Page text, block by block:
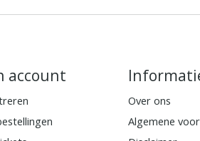
account
Over ons
Algemene